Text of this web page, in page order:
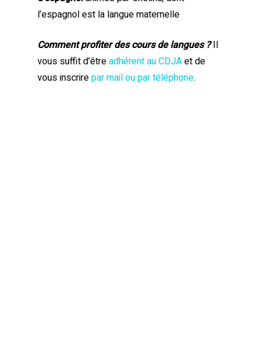
l’espagnol est la langue maternelle
Comment profiter des cours de langues ?Il
vous suffit d’êtreadhérent au CDJAet de
vous inscrirepar mail ou par téléphone.